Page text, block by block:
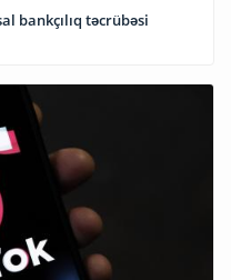
ABB-dən uşaqlar üçün yeni rəqəmsal bankçılıq təcrübəsi